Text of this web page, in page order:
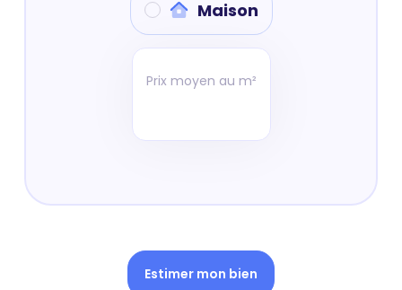
Maison
Prix moyen au m²
Estimer mon bien